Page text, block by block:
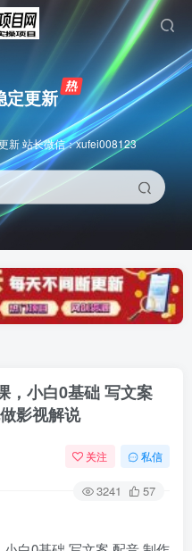
定更新
新 站长微信：xufei008123
，小白0基础 写文案
影视解说
关注 私信
3241 57